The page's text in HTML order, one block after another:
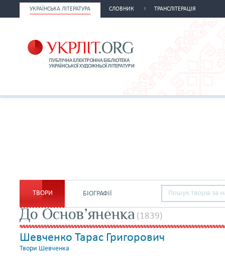
УКРАЇНСЬКА ЛІТЕРАТУРА СЛОВНИК ТРАНСЛІТЕРАЦІЯ
ТВОРИ БІОГРАФІЇ
До Основ’яненка (1839)
Шевченко Тарас Григорович
Твори Шевченка